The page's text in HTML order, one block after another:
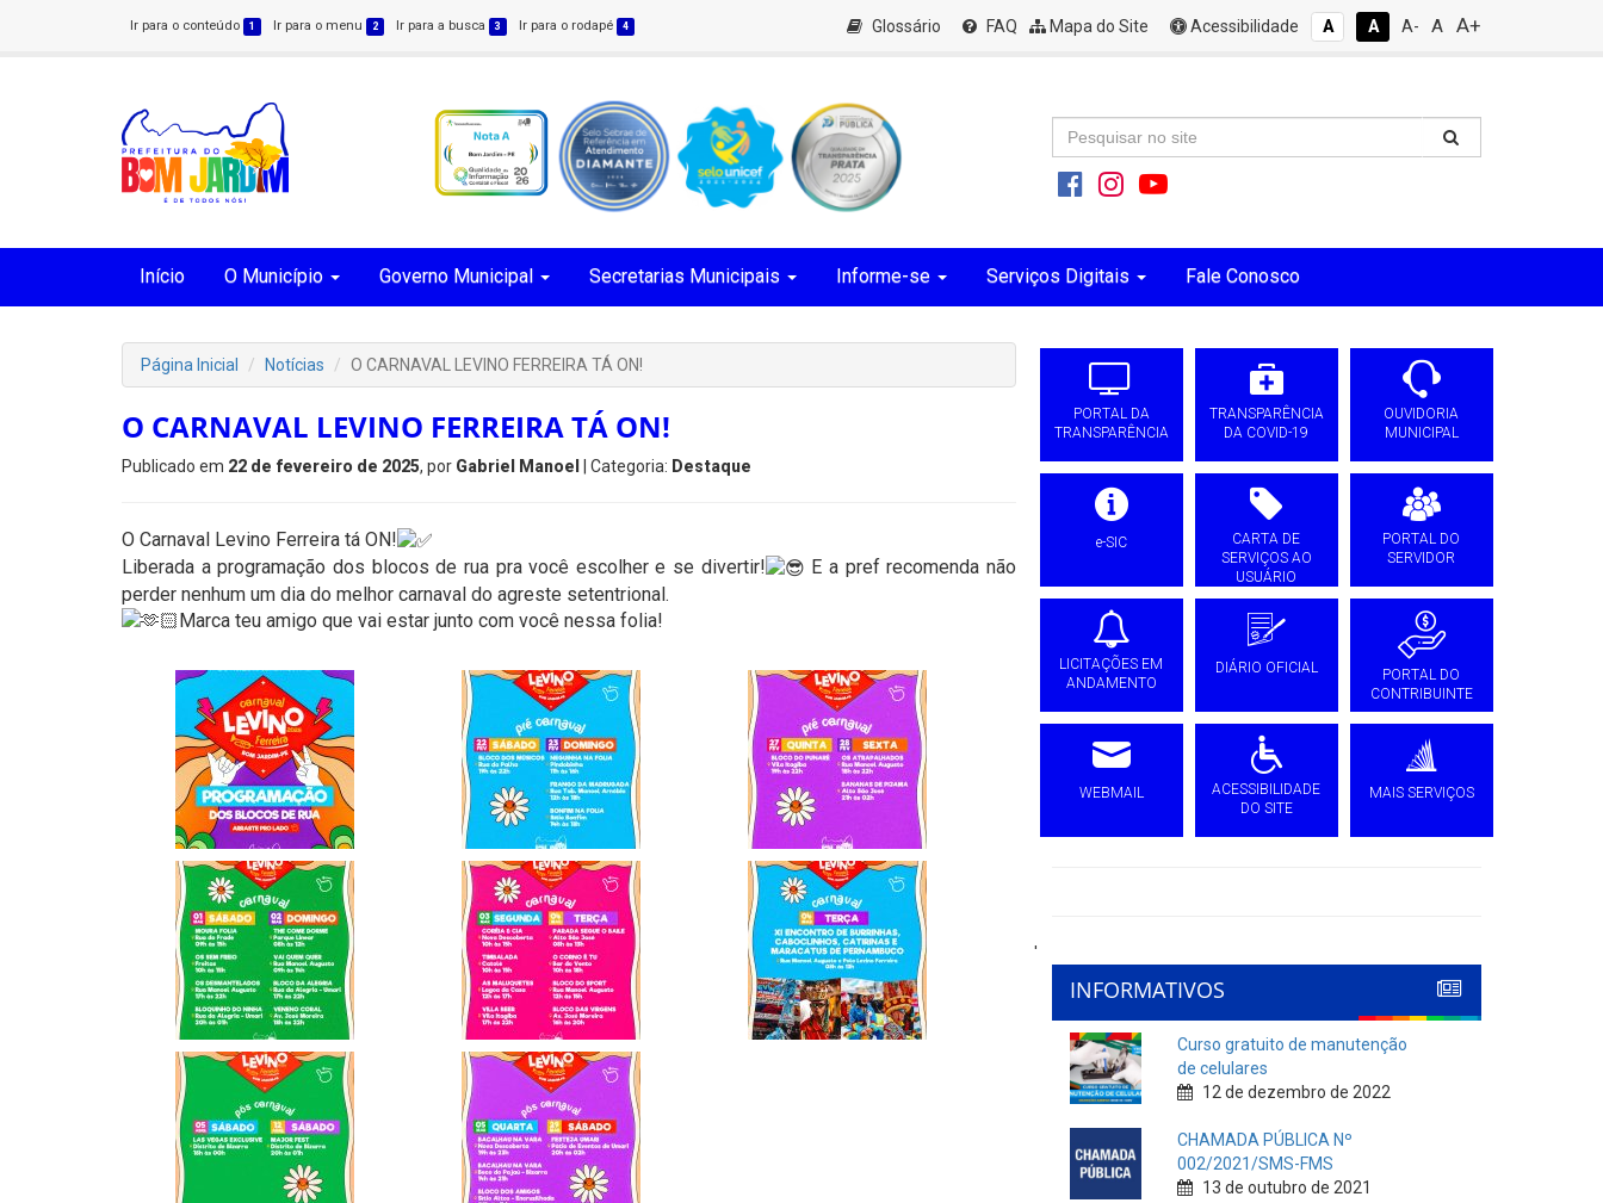
Ir para o conteúdo 1 Ir para o menu 2 Ir para a busca 3 Ir para o rodapé 4 Glossário FAQ Mapa do Site Acessibilidade A A A- A A+
Início O Município Governo Municipal Secretarias Municipais Informe-se Serviços Digitais Fale Conosco
Página Inicial Notícias O CARNAVAL LEVINO FERREIRA TÁ ON!
O CARNAVAL LEVINO FERREIRA TÁ ON!
Publicado em 22 de fevereiro de 2025, por Gabriel Manoel | Categoria: Destaque
O Carnaval Levino Ferreira tá ON!
Liberada a programação dos blocos de rua pra você escolher e se divertir!
E a pref recomenda não
perder nenhum um dia do melhor carnaval do agreste setentrional.
Marca teu amigo que vai estar junto com você nessa folia!
PORTAL DA
TRANSPARÊNCIA
TRANSPARÊNCIA
DA COVID-19
OUVIDORIA
MUNICIPAL
e-SIC
CARTA DE
SERVIÇOS AO
USUÁRIO
PORTAL DO
SERVIDOR
LICITAÇÕES EM
ANDAMENTO
DIÁRIO OFICIAL
PORTAL DO
CONTRIBUINTE
WEBMAIL
ACESSIBILIDADE
DO SITE
MAIS SERVIÇOS
'
INFORMATIVOS
Curso gratuito de manutenção
de celulares
12 de dezembro de 2022
CHAMADA PÚBLICA Nº
002/2021/SMS-FMS
13 de outubro de 2021